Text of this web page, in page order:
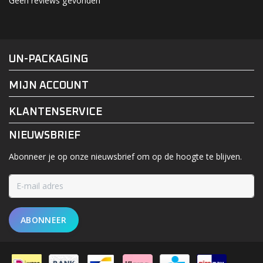
FACEBOOK
UN-PACKAGING
MIJN ACCOUNT
KLANTENSERVICE
NIEUWSBRIEF
Abonneer je op onze nieuwsbrief om op de hoogte te blijven.
ABONNEER